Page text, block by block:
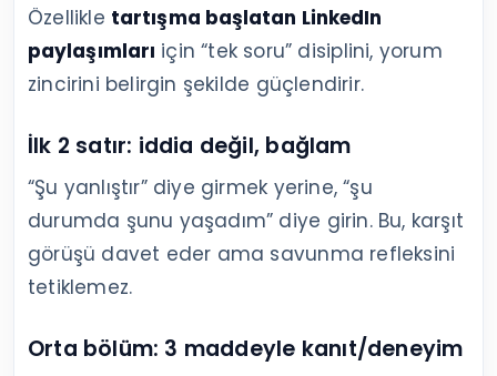
Özellikle tartışma başlatan LinkedIn
paylaşımları için “tek soru” disiplini, yorum
zincirini belirgin şekilde güçlendirir.
İlk 2 satır: iddia değil, bağlam
“Şu yanlıştır” diye girmek yerine, “şu
durumda şunu yaşadım” diye girin. Bu, karşıt
görüşü davet eder ama savunma refleksini
tetiklemez.
Orta bölüm: 3 maddeyle kanıt/deneyim